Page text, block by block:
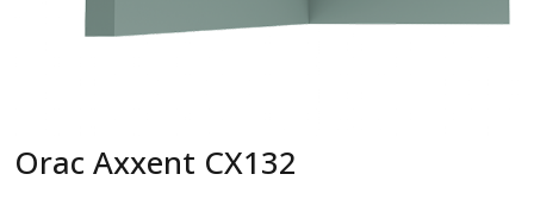
Orac Axxent CX132